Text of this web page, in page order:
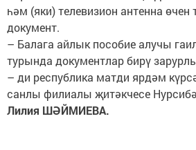
һәм (яки) телевизион антенна өчен
документ.
– Балага айлык пособие алучы
турында документлар бирү
– ди республика матди ярдәм
санлы филиалы җитәкчесе
Лилия ШӘЙМИЕВА.